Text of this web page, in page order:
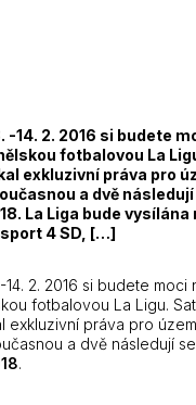
-14. 2. 2016 si budete
fotbalovou La
exkluzivní práva pro
a dvě
La Liga bude vysílána
4 SD, […]
2. 2016 si budete moci
fotbalovou La Ligu.
exkluzivní práva pro
a dvě následují
.